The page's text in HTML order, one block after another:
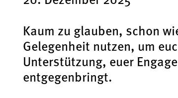
Kaum zu glauben, schon
Gelegenheit nutzen, um
Unterstützung, euer
entgegenbringt.